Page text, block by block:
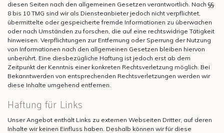
diesen Seiten nach den allgemeinen Gesetzen verantwortlich. Nach §§
8 bis 10 TMG sind wir als Diensteanbieter jedoch nicht verpflichtet,
übermittelte oder gespeicherte fremde Informationen zu überwachen
oder nach Umständen zu forschen, die auf eine rechtswidrige Tätigkeit
hinweisen. Verpflichtungen zur Entfernung oder Sperrung der Nutzung
von Informationen nach den allgemeinen Gesetzen bleiben hiervon
unberührt. Eine diesbezügliche Haftung ist jedoch erst ab dem
Zeitpunkt der Kenntnis einer konkreten Rechtsverletzung möglich. Bei
Bekanntwerden von entsprechenden Rechtsverletzungen werden wir
diese Inhalte umgehend entfernen.
Haftung für Links
Unser Angebot enthält Links zu externen Webseiten Dritter, auf deren
Inhalte wir keinen Einfluss haben. Deshalb können wir für diese